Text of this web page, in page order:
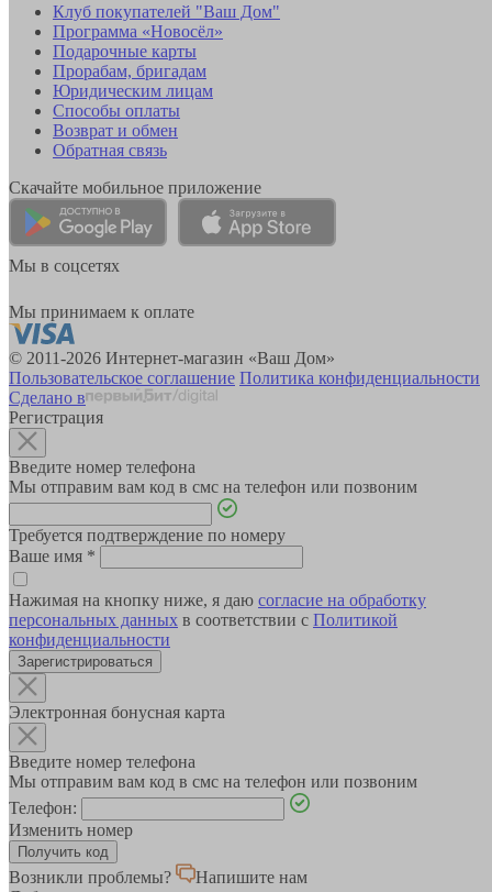
Клуб покупателей "Ваш Дом"
Программа «Новосёл»
Подарочные карты
Прорабам, бригадам
Юридическим лицам
Способы оплаты
Возврат и обмен
Обратная связь
Скачайте мобильное приложение
Мы в соцсетях
Мы принимаем к оплате
© 2011-2026 Интернет-магазин «Ваш Дом»
Пользовательское соглашение Политика конфиденциальности
Сделано в
Регистрация
Введите номер телефона
Мы отправим вам код в смс на телефон или позвоним
Требуется подтверждение по номеру
Ваше имя *
Нажимая на кнопку ниже, я даю согласие на обработку
персональных данных в соответствии с Политикой
конфиденциальности
Зарегистрироваться
Электронная бонусная карта
Введите номер телефона
Мы отправим вам код в смс на телефон или позвоним
Телефон:
Изменить номер
Возникли проблемы?
Напишите нам